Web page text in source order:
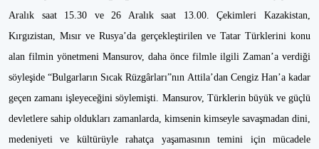
Aralık saat 15.30 ve 26 Aralık saat 13.00. Çekimleri Kazakistan,
Kırgızistan, Mısır ve Rusya’da gerçekleştirilen ve Tatar Türklerini konu
alan filmin yönetmeni Mansurov, daha önce filmle ilgili Zaman’a verdiği
söyleşide “Bulgarların Sıcak Rüzgârları”nın Attila’dan Cengiz Han’a kadar
geçen zamanı işleyeceğini söylemişti. Mansurov, Türklerin büyük ve güçlü
devletlere sahip oldukları zamanlarda, kimsenin kimseyle savaşmadan dini,
medeniyeti ve kültürüyle rahatça yaşamasının temini için mücadele